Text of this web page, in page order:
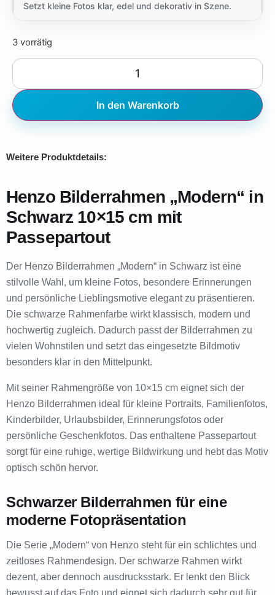
Setzt kleine Fotos klar, edel und dekorativ in Szene.
3 vorrätig
In den Warenkorb
Weitere Produktdetails:
Henzo Bilderrahmen „Modern“ in
Schwarz 10×15 cm mit
Passepartout
Der Henzo Bilderrahmen „Modern“ in Schwarz ist eine
stilvolle Wahl, um kleine Fotos, besondere Erinnerungen
und persönliche Lieblingsmotive elegant zu präsentieren.
Die schwarze Rahmenfarbe wirkt klassisch, modern und
hochwertig zugleich. Dadurch passt der Bilderrahmen zu
vielen Wohnstilen und setzt das eingesetzte Bildmotiv
besonders klar in den Mittelpunkt.
Mit seiner Rahmengröße von 10×15 cm eignet sich der
Henzo Bilderrahmen ideal für kleine Portraits, Familienfotos,
Kinderbilder, Urlaubsbilder, Erinnerungsfotos oder
persönliche Geschenkfotos. Das enthaltene Passepartout
sorgt für eine ruhige, wertige Bildwirkung und hebt das Motiv
optisch schön hervor.
Schwarzer Bilderrahmen für eine
moderne Fotopräsentation
Die Serie „Modern“ von Henzo steht für ein schlichtes und
zeitloses Rahmendesign. Der schwarze Rahmen wirkt
dezent, aber dennoch ausdrucksstark. Er lenkt den Blick